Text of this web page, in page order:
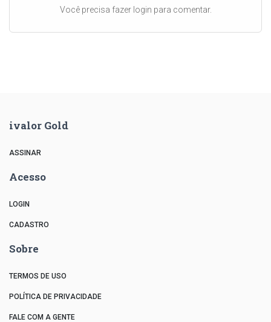
Você precisa fazer login para comentar.
ivalor Gold
ASSINAR
Acesso
LOGIN
CADASTRO
Sobre
TERMOS DE USO
POLÍTICA DE PRIVACIDADE
FALE COM A GENTE